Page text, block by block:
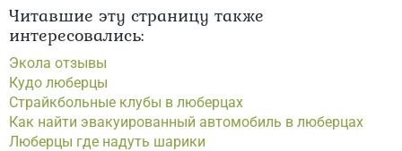
Читавшие эту страницу также
интересовались:
Экола отзывы
Кудо люберцы
Страйкбольные клубы в люберцах
Как найти эвакуированный автомобиль в люберцах
Люберцы где надуть шарики